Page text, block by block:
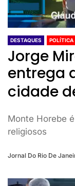
DESTAQUES POLÍTICA
Jorge
entrega
cidade
Monte Horebe
religiosos
Jornal Do Rio De